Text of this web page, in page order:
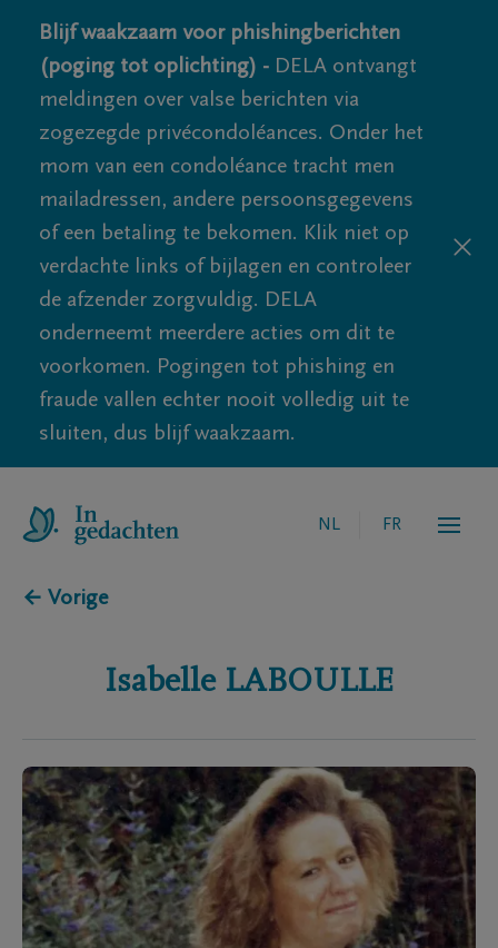
Blijf waakzaam voor phishingberichten
(poging tot oplichting) - DELA ontvangt
meldingen over valse berichten via
zogezegde privécondoléances. Onder het
mom van een condoléance tracht men
mailadressen, andere persoonsgegevens
of een betaling te bekomen. Klik niet op
verdachte links of bijlagen en controleer
de afzender zorgvuldig. DELA
onderneemt meerdere acties om dit te
voorkomen. Pogingen tot phishing en
fraude vallen echter nooit volledig uit te
sluiten, dus blijf waakzaam.
NL FR
← Vorige
Isabelle LABOULLE